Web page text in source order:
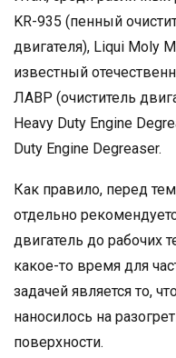
KR-935 (пенный
двигателя), Liqui Moly
известный
ЛАВР (очиститель
Heavy Duty Engine
Duty Engine Degreaser.
Как правило, перед
отдельно
двигатель до рабочих
какое-то время для
задачей является то,
наносилось на
поверхности.